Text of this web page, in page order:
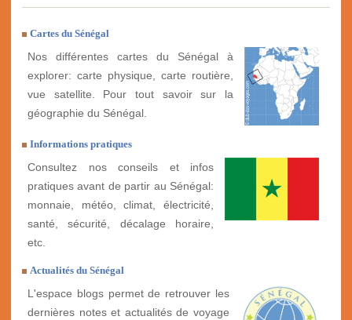
Cartes du Sénégal
Nos différentes cartes du Sénégal à
explorer: carte physique, carte routière,
vue satellite. Pour tout savoir sur la
géographie du Sénégal.
Informations pratiques
Consultez nos conseils et infos
pratiques avant de partir au Sénégal:
monnaie, météo, climat, électricité,
santé, sécurité, décalage horaire,
etc.
Actualités du Sénégal
L'espace blogs permet de retrouver les
dernières notes et actualités de voyage